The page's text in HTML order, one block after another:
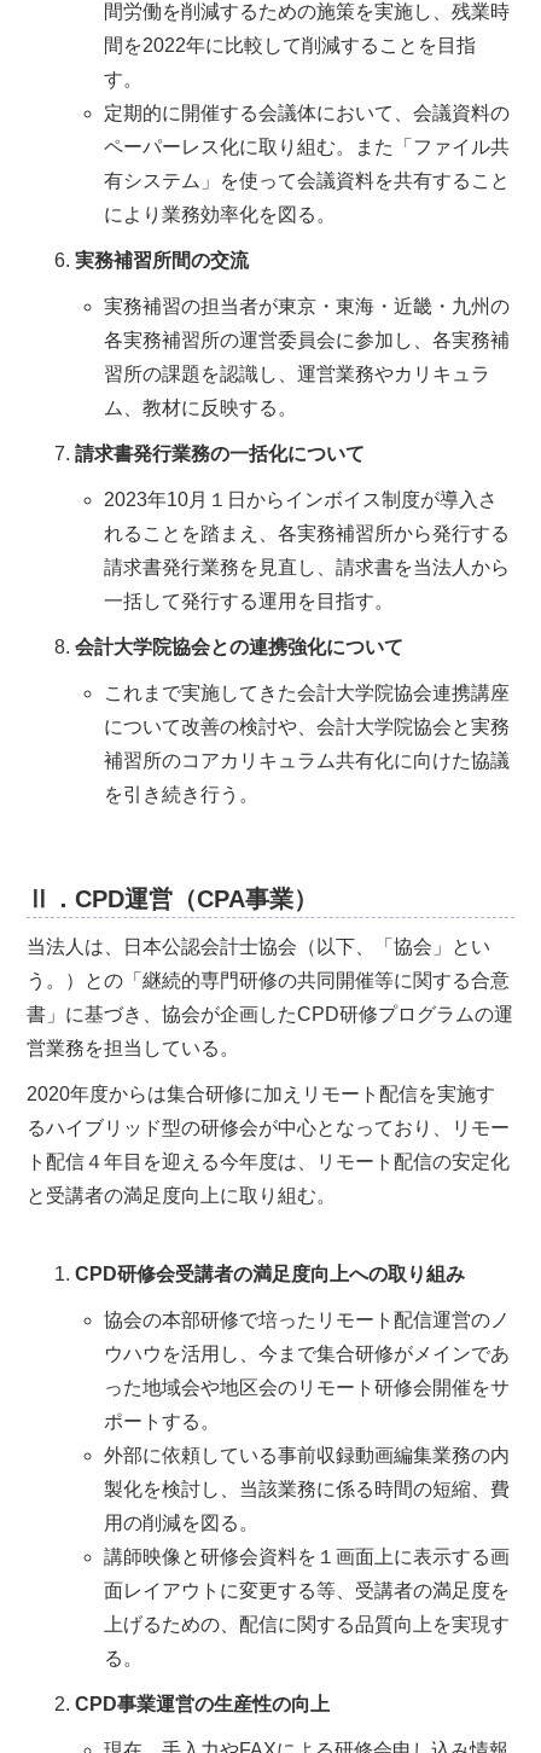
間労働を削減するための施策を実施し、残業時
間を2022年に比較して削減することを目指
す。
定期的に開催する会議体において、会議資料の
ペーパーレス化に取り組む。また「ファイル共
有システム」を使って会議資料を共有すること
により業務効率化を図る。
実務補習所間の交流
実務補習の担当者が東京・東海・近畿・九州の
各実務補習所の運営委員会に参加し、各実務補
習所の課題を認識し、運営業務やカリキュラ
ム、教材に反映する。
請求書発行業務の一括化について
2023年10月１日からインボイス制度が導入さ
れることを踏まえ、各実務補習所から発行する
請求書発行業務を見直し、請求書を当法人から
一括して発行する運用を目指す。
会計大学院協会との連携強化について
これまで実施してきた会計大学院協会連携講座
について改善の検討や、会計大学院協会と実務
補習所のコアカリキュラム共有化に向けた協議
を引き続き行う。
Ⅱ．CPD運営（CPA事業）
当法人は、日本公認会計士協会（以下、「協会」とい
う。）との「継続的専門研修の共同開催等に関する合意
書」に基づき、協会が企画したCPD研修プログラムの運
営業務を担当している。
2020年度からは集合研修に加えリモート配信を実施す
るハイブリッド型の研修会が中心となっており、リモー
ト配信４年目を迎える今年度は、リモート配信の安定化
と受講者の満足度向上に取り組む。
CPD研修会受講者の満足度向上への取り組み
協会の本部研修で培ったリモート配信運営のノ
ウハウを活用し、今まで集合研修がメインであ
った地域会や地区会のリモート研修会開催をサ
ポートする。
外部に依頼している事前収録動画編集業務の内
製化を検討し、当該業務に係る時間の短縮、費
用の削減を図る。
講師映像と研修会資料を１画面上に表示する画
面レイアウトに変更する等、受講者の満足度を
上げるための、配信に関する品質向上を実現す
る。
CPD事業運営の生産性の向上